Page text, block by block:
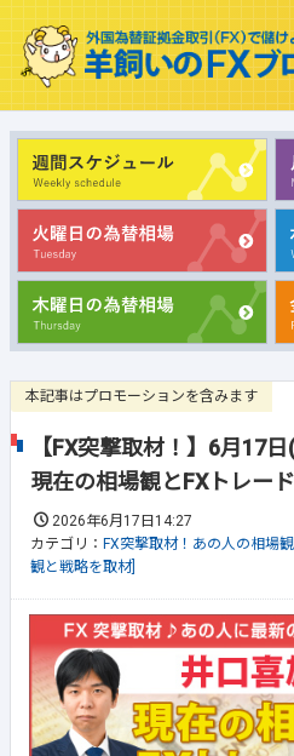
本記事はプロモーションを含みます
【FX突撃取材！】6月17
現在の相場観とFXトレー
2026年6月17日14:27
カテゴリ： FX突撃取材！あの人の相場
観と戦略を取材]